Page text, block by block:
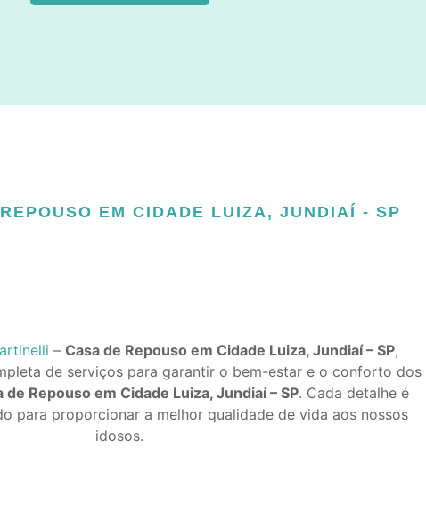
EM CIDADE LUIZA, JUNDIAÍ - SP
– Casa de Repouso em Cidade Luiza, Jundiaí – SP,
de serviços para garantir o bem-estar e o conforto dos
de Repouso em Cidade Luiza, Jundiaí – SP. Cada detalhe é
para proporcionar a melhor qualidade de vida aos nossos
idosos.